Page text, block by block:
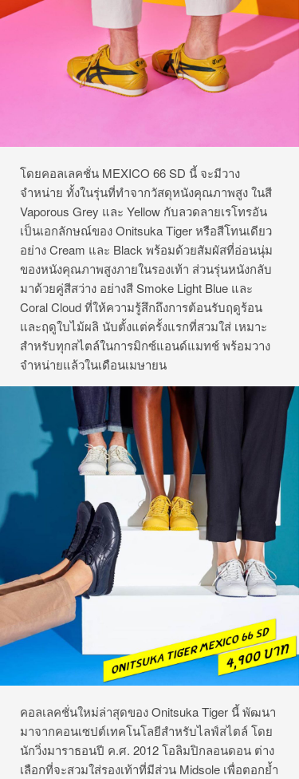
โดยคอลเลคชั่น MEXICO 66 SD นี้ จะมีวาง
จำหน่าย ทั้งในรุ่นที่ทำจากวัสดุหนังคุณภาพสูง ในสี
Vaporous Grey และ Yellow กับลวดลายเรโทรอัน
เป็นเอกลักษณ์ของ Onitsuka Tiger หรือสีโทนเดียว
อย่าง Cream และ Black พร้อมด้วยสัมผัสที่อ่อนนุ่ม
ของหนังคุณภาพสูงภายในรองเท้า ส่วนรุ่นหนังกลับ
มาด้วยคู่สีสว่าง อย่างสี Smoke Light Blue และ
Coral Cloud ที่ให้ความรู้สึกถึงการต้อนรับฤดูร้อน
และฤดูใบไม้ผลิ นับตั้งแต่ครั้งแรกที่สวมใส่ เหมาะ
สำหรับทุกสไตล์ในการมิกซ์แอนด์แมทช์ พร้อมวาง
จำหน่ายแล้วในเดือนเมษายน
คอลเลคชั่นใหม่ล่าสุดของ Onitsuka Tiger นี้ พัฒนา
มาจากคอนเซปต์เทคโนโลยีสำหรับไลฟ์สไตล์ โดย
นักวิ่งมาราธอนปี ค.ศ. 2012 โอลิมปิกลอนดอน ต่าง
เลือกที่จะสวมใส่รองเท้าที่มีส่วน Midsole เพื่อตอกย้ำ